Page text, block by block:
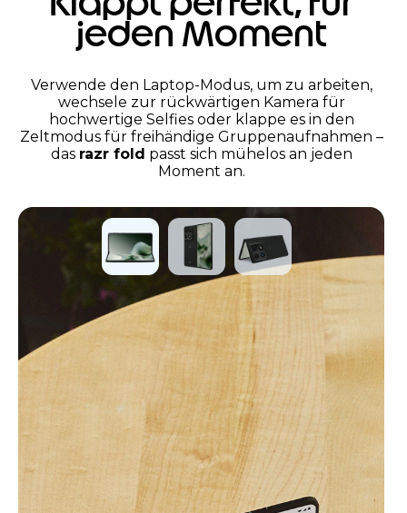
jeden Moment
Verwende den Laptop-Modus, um zu arbeiten,
wechsele zur rückwärtigen Kamera für
hochwertige Selfies oder klappe es in den
Zeltmodus für freihändige Gruppenaufnahmen –
das razr fold passt sich mühelos an jeden
Moment an.